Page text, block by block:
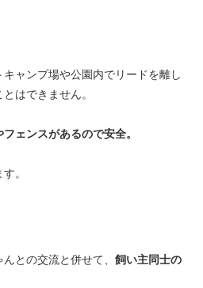
ャンプ場や公園内でリードを離し
はできません。
フェンスがあるので安全。
。
との交流と併せて、 飼い主同士の